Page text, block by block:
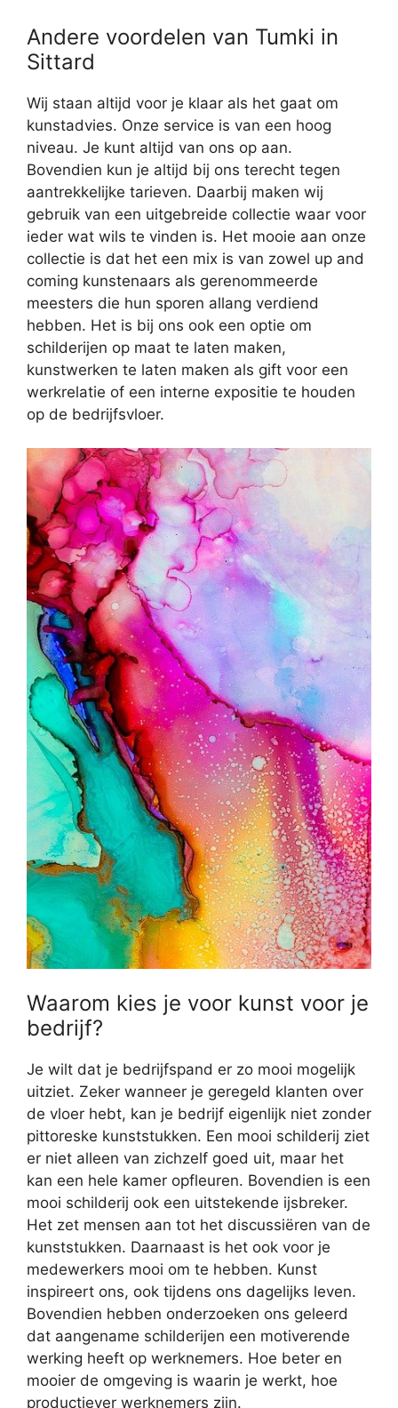
Andere voordelen van Tumki in
Sittard
Wij staan altijd voor je klaar als het gaat om
kunstadvies. Onze service is van een hoog
niveau. Je kunt altijd van ons op aan.
Bovendien kun je altijd bij ons terecht tegen
aantrekkelijke tarieven. Daarbij maken wij
gebruik van een uitgebreide collectie waar voor
ieder wat wils te vinden is. Het mooie aan onze
collectie is dat het een mix is van zowel up and
coming kunstenaars als gerenommeerde
meesters die hun sporen allang verdiend
hebben. Het is bij ons ook een optie om
schilderijen op maat te laten maken,
kunstwerken te laten maken als gift voor een
werkrelatie of een interne expositie te houden
op de bedrijfsvloer.
Waarom kies je voor kunst voor je
bedrijf?
Je wilt dat je bedrijfspand er zo mooi mogelijk
uitziet. Zeker wanneer je geregeld klanten over
de vloer hebt, kan je bedrijf eigenlijk niet zonder
pittoreske kunststukken. Een mooi schilderij ziet
er niet alleen van zichzelf goed uit, maar het
kan een hele kamer opfleuren. Bovendien is een
mooi schilderij ook een uitstekende ijsbreker.
Het zet mensen aan tot het discussiëren van de
kunststukken. Daarnaast is het ook voor je
medewerkers mooi om te hebben. Kunst
inspireert ons, ook tijdens ons dagelijks leven.
Bovendien hebben onderzoeken ons geleerd
dat aangename schilderijen een motiverende
werking heeft op werknemers. Hoe beter en
mooier de omgeving is waarin je werkt, hoe
productiever werknemers zijn.